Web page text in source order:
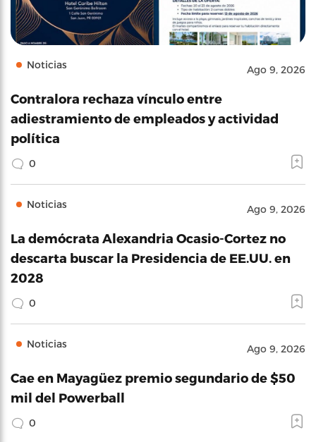
Noticias Ago 9, 2026
Contralora rechaza vínculo entre
adiestramiento de empleados y actividad
política
0
Noticias Ago 9, 2026
La demócrata Alexandria Ocasio-Cortez no
descarta buscar la Presidencia de EE.UU. en
2028
0
Noticias Ago 9, 2026
Cae en Mayagüez premio segundario de $50
mil del Powerball
0